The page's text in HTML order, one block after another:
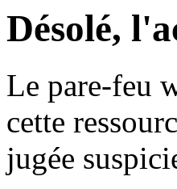
Désolé,
Le pare-feu
cette
jugée